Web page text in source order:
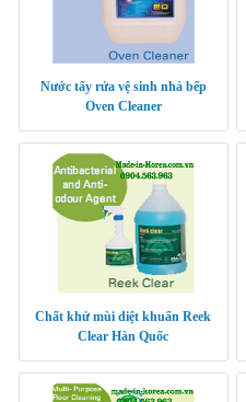
Nước tẩy rửa vệ sinh nhà bếp
Oven Cleaner
Chất khử mùi diệt khuẩn Reek
Clear Hàn Quốc